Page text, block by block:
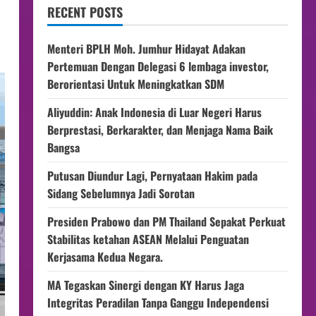
RECENT POSTS
Menteri BPLH Moh. Jumhur Hidayat Adakan
Pertemuan Dengan Delegasi 6 lembaga investor,
Berorientasi Untuk Meningkatkan SDM
Aliyuddin: Anak Indonesia di Luar Negeri Harus
Berprestasi, Berkarakter, dan Menjaga Nama Baik
Bangsa
Putusan Diundur Lagi, Pernyataan Hakim pada
Sidang Sebelumnya Jadi Sorotan
Presiden Prabowo dan PM Thailand Sepakat Perkuat
Stabilitas ketahan ASEAN Melalui Penguatan
Kerjasama Kedua Negara.
MA Tegaskan Sinergi dengan KY Harus Jaga
Integritas Peradilan Tanpa Ganggu Independensi